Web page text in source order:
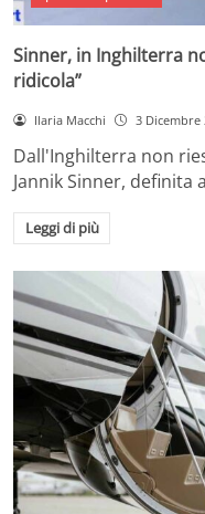
Sinner, in Inghilterra
ridicola”
Ilaria Macchi 3 Dicembre
Dall'Inghilterra non
Jannik Sinner,
Leggi di più